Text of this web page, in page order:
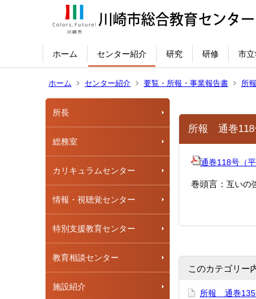
ホーム センター紹介 研究 研修 市
ホーム センター紹介 要覧・所報・事業報告書 所報
所長
総務室
カリキュラムセンター
情報・視聴覚センター
特別支援教育センター
教育相談センター
施設紹介
所報 通巻118
通巻118号（
巻頭言： 互いの
このカテゴリー
所報 通巻135